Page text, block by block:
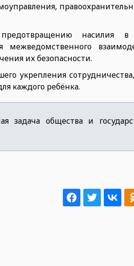
насилия в
их безопасности.
укрепления
каждого ребёнка.
задача общества и